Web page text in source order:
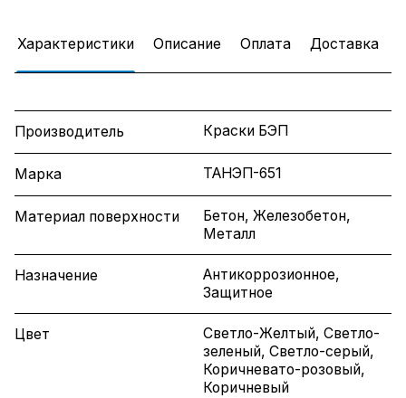
Характеристики Описание Оплата Доставка
Производитель Краски БЭП
Марка ТАНЭП-651
Материал поверхности
Бетон, Железобетон,
Металл
Назначение
Антикоррозионное,
Защитное
Цвет
Светло-Желтый, Светло-
зеленый, Светло-серый,
Коричневато-розовый,
Коричневый